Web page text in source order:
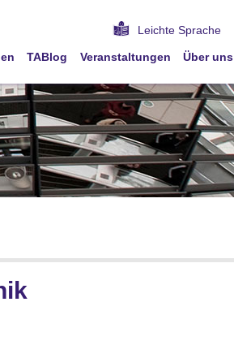
Leichte Sprache
TABlog Veranstaltungen Über uns